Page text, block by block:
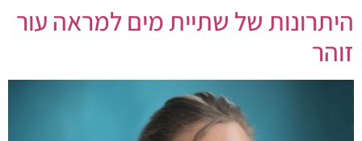
היתרונות של שתיית מים למראה עור
זוהר